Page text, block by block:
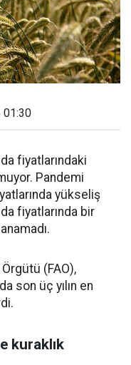
01:30
fiyatlarındaki
Pandemi
yükseliş
fiyatlarında bir
(FAO),
son üç yılın en
kuraklık